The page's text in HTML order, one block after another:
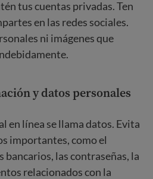
tus cuentas privadas. Ten
en las redes sociales.
ni imágenes que
y datos personales
en línea se llama datos. Evita
importantes, como el
bancarios, las contraseñas, la
relacionados con la